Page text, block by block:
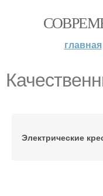
главная
Электрические